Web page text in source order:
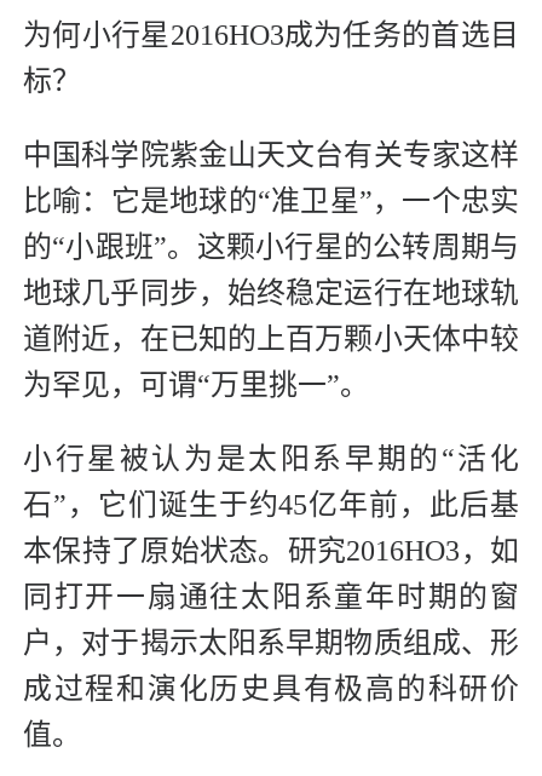
为何小行星2016HO3成为任务的首选目
标？
中国科学院紫金山天文台有关专家这样
比喻：它是地球的“准卫星”，一个忠实
的“小跟班”。这颗小行星的公转周期与
地球几乎同步，始终稳定运行在地球轨
道附近，在已知的上百万颗小天体中较
为罕见，可谓“万里挑一”。
小行星被认为是太阳系早期的“活化
石”，它们诞生于约45亿年前，此后基
本保持了原始状态。研究2016HO3，如
同打开一扇通往太阳系童年时期的窗
户，对于揭示太阳系早期物质组成、形
成过程和演化历史具有极高的科研价
值。